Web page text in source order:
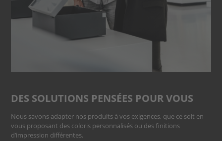
DES SOLUTIONS PENSÉES POUR VOUS
Nous savons adapter nos produits à vos exigences, que ce soit en
vous proposant des coloris personnalisés ou des finitions
d’impression différentes.